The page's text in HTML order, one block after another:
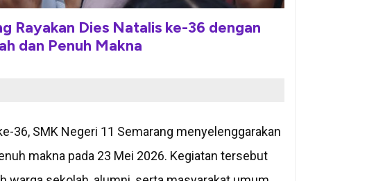
Rayakan Dies Natalis ke-36 dengan
dan Penuh Makna
36, SMK Negeri 11 Semarang menyelenggarakan
makna pada 23 Mei 2026. Kegiatan tersebut